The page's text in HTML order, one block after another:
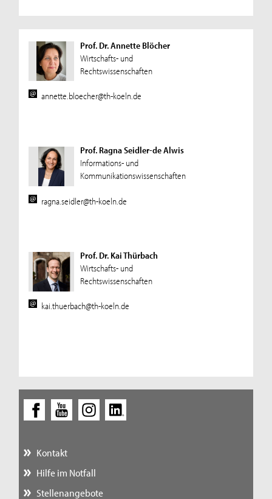
Prof. Dr. Annette Blöcher
Wirtschafts- und
Rechtswissenschaften
annette.bloecher@th-koeln.de
Prof. Ragna Seidler-de Alwis
Informations- und
Kommunikationswissenschaften
ragna.seidler@th-koeln.de
Prof. Dr. Kai Thürbach
Wirtschafts- und
Rechtswissenschaften
kai.thuerbach@th-koeln.de
Kontakt
Hilfe im Notfall
Stellenangebote